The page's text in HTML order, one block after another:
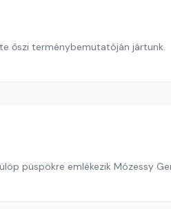
őszi terménybemutatóján jártunk.
püspökre emlékezik Mózessy